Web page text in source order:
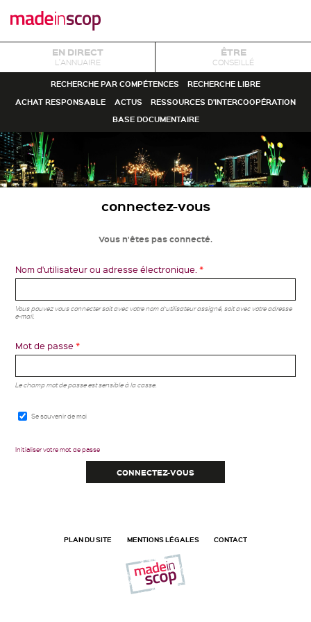
EN DIRECT
L'ANNUAIRE
ÊTRE
CONSEILLÉ
RECHERCHE PAR COMPÉTENCES
RECHERCHE LIBRE
ACHAT RESPONSABLE
ACTUS
RESSOURCES D'INTERCOOPÉRATION
BASE DOCUMENTAIRE
connectez-vous
Vous n'êtes pas connecté.
Nom d'utilisateur ou adresse électronique.*
Vous pouvez vous connecter soit avec votre nom d'utilisateur assigné, soit avec votre adresse
e-mail.
Mot de passe*
Le champ mot de passe est sensible à la casse.
Se souvenir de moi
Initialiser votre mot de passe
PLAN DU SITE MENTIONS LÉGALES CONTACT